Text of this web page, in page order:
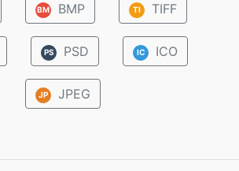
BM BMP TI TIFF
PS PSD IC ICO
JP JPEG